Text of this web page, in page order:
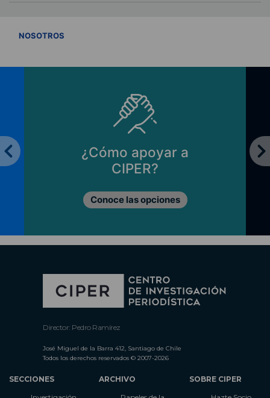
NOSOTROS
¿Cómo apoyar a
CIPER?
Conoce las opciones
Director: Pedro Ramírez
José Miguel de la Barra 412, Santiago de Chile
Todos los derechos reservados © 2007-2026
SECCIONES
ARCHIVO
SOBRE CIPER